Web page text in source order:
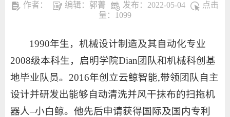
作者： 编辑：郭菁 发布：2022-05-04
点击
量：
1099
1990年生，机械设计制造及其自动化专业
2008级本科生，启明学院Dian团队和机械科创基
地毕业队员。2016年创立云鲸智能,带领团队自主
设计并研发出能够自动清洗并风干抹布的扫拖机
器人–小白鲸。他先后申请获得国际及国内专利